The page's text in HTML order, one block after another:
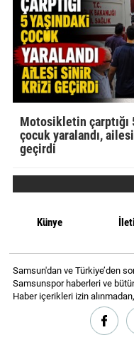
Motosikletin çarptığı
çocuk yaralandı,
geçirdi
Künye
Samsun'dan ve Türkiye’den
Samsunspor haberleri ve
Haber içerikleri izin